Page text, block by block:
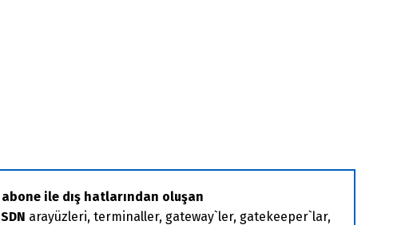
ile dış hatlarından oluşan
arayüzleri, terminaller, gateway`ler, gatekeeper`lar,